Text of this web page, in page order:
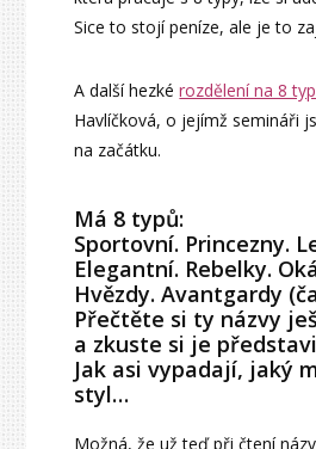
Sice to stojí peníze, ale je to
A další hezkérozdělení na 8
Havlíčková, o jejímž semináři
na začátku.
Má 8 typů:
Sportovní. Princezny.
Elegantní. Rebelky.
Hvězdy. Avantgardy
Přečtěte si ty názvy
a zkuste si je
Jak asi vypadají, jaký
styl…
Možná, že už teď při čtení